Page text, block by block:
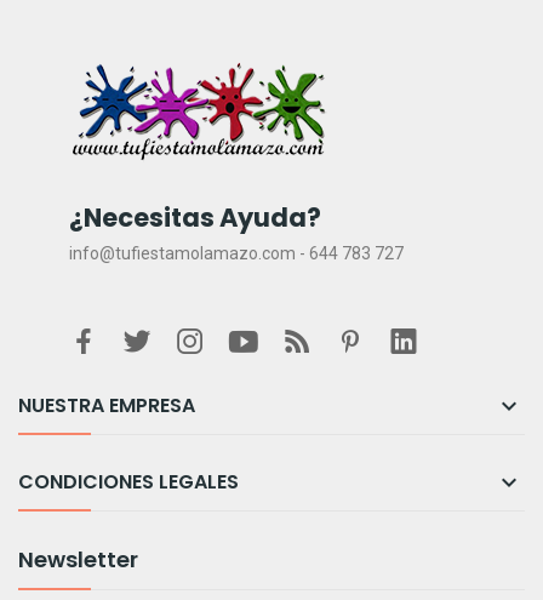
¿Necesitas Ayuda?
info@tufiestamolamazo.com - 644 783 727
NUESTRA EMPRESA 
CONDICIONES LEGALES 
Newsletter